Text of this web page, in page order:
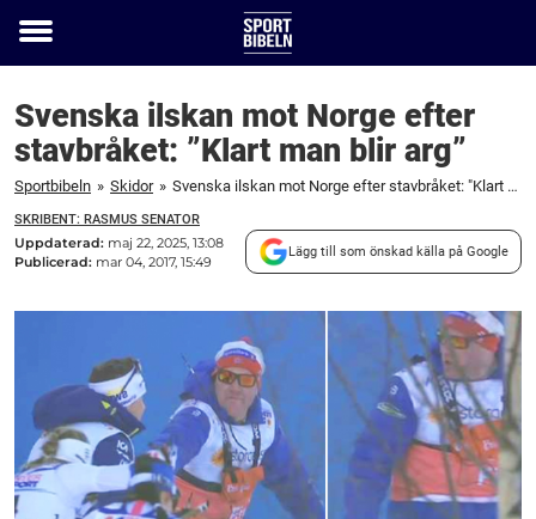
Toggle
Svenska ilskan mot Norge efter
stavbråket: ”Klart man blir arg”
Sportbibeln » Skidor » Svenska ilskan mot Norge efter stavbråket: "Klart man blir arg"
SKRIBENT: RASMUS SENATOR
Uppdaterad: maj 22, 2025, 13:08
Publicerad: mar 04, 2017, 15:49
Lägg till som önskad källa på Google